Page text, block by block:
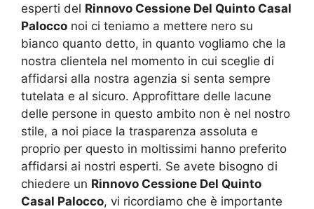
esperti del Rinnovo Cessione Del Quinto Casal
Palocco noi ci teniamo a mettere nero su
bianco quanto detto, in quanto vogliamo che la
nostra clientela nel momento in cui sceglie di
affidarsi alla nostra agenzia si senta sempre
tutelata e al sicuro. Approfittare delle lacune
delle persone in questo ambito non è nel nostro
stile, a noi piace la trasparenza assoluta e
proprio per questo in moltissimi hanno preferito
affidarsi ai nostri esperti. Se avete bisogno di
chiedere un Rinnovo Cessione Del Quinto
Casal Palocco, vi ricordiamo che è importante